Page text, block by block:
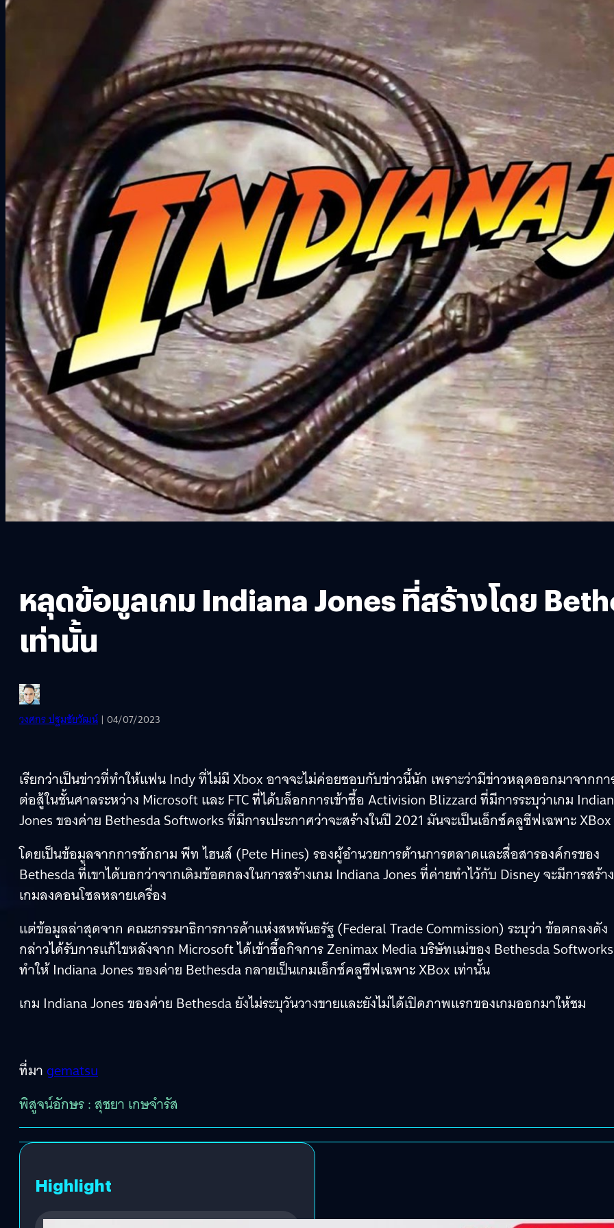
หลุดข้อมูลเกม Indiana Jones ที่สร้างโดย
เท่านั้น
วงศกร ปฐมชัยวัฒน์ | 04/07/2023
เรียกว่าเป็นข่าวที่ทำให้แฟน Indy ที่ไม่มี Xbox อาจจะไม่ค่อยชอบกับข่าวนี้นัก เพราะว่ามีข่าวหลุดออกมาจากกา
ต่อสู้ในชั้นศาลระหว่าง Microsoft และ FTC ที่ได้บล็อกการเข้าซื้อ Activision Blizzard ที่มีการระบุว่าเกม
Jones ของค่าย Bethesda Softworks ที่มีการเประกาศว่าจะสร้างในปี 2021 มันจะเป็นเอ็กซ์คลูซีฟเฉพาะ XBox
โดยเป็นข้อมูลจากการซักถาม พีท ไฮนส์ (Pete Hines) รองผู้อำนวยการต้านการตลาดและสื่อสารองค์กรของ
Bethesda ที่เขาได้บอกว่าจากเดิมข้อตกลงในการสร้างเกม Indiana Jones ที่ค่ายทำไว้กับ Disney จะมีการสร้าง
เกมลงคอนโซลหลายเครื่อง
แต่ข้อมูลล่าสุดจาก คณะกรรมาธิการการค้าแห่งสหพันธรัฐ (Federal Trade Commission) ระบุว่า ข้อตกลงดัง
กล่าวได้รับการแก้ไขหลังจาก Microsoft ได้เข้าซื้อกิจการ Zenimax Media บริษัทแม่ของ Bethesda Softworks
ทำให้ Indiana Jones ของค่าย Bethesda กลายเป็นเกมเอ็กซ์คลูซีฟเฉพาะ XBox เท่านั้น
เกม Indiana Jones ของค่าย Bethesda ยังไม่ระบุวันวางขายและยังไม่ได้เปิดภาพแรกของเกมออกมาให้ชม
ที่มาgematsu
พิสูจน์อักษร : สุชยา เกษจำรัส
Highlight